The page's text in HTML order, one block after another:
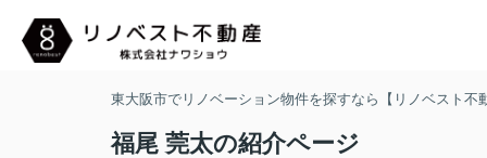
東大阪市でリノベーション物件を探すなら【リノベスト不
福尾 莞太の紹介ページ